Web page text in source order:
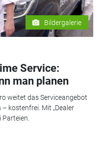
Bildergalerie
Service:
man planen
weitet das Serviceangebot
kostenfrei. Mit „Dealer